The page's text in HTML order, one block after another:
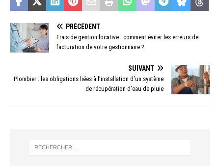
PRÉCÉDENT
Frais de gestion locative : comment éviter les erreurs de
facturation de votre gestionnaire ?
SUIVANT
Plombier : les obligations liées à l’installation d’un système
de récupération d’eau de pluie